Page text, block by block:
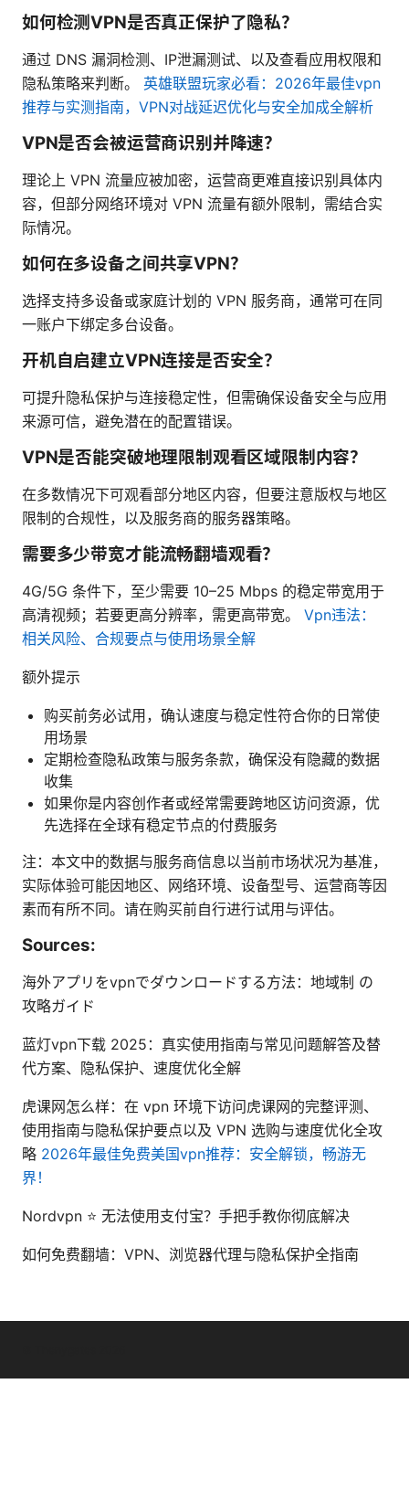
如何检测VPN是否真正保护了隐私？
通过 DNS 漏洞检测、IP泄漏测试、以及查看应用权限和
隐私策略来判断。 英雄联盟玩家必看：2026年最佳vpn
推荐与实测指南，VPN对战延迟优化与安全加成全解析
VPN是否会被运营商识别并降速？
理论上 VPN 流量应被加密，运营商更难直接识别具体内
容，但部分网络环境对 VPN 流量有额外限制，需结合实
际情况。
如何在多设备之间共享VPN？
选择支持多设备或家庭计划的 VPN 服务商，通常可在同
一账户下绑定多台设备。
开机自启建立VPN连接是否安全？
可提升隐私保护与连接稳定性，但需确保设备安全与应用
来源可信，避免潜在的配置错误。
VPN是否能突破地理限制观看区域限制内容？
在多数情况下可观看部分地区内容，但要注意版权与地区
限制的合规性，以及服务商的服务器策略。
需要多少带宽才能流畅翻墙观看？
4G/5G 条件下，至少需要 10–25 Mbps 的稳定带宽用于
高清视频；若要更高分辨率，需更高带宽。 Vpn违法：
相关风险、合规要点与使用场景全解
额外提示
购买前务必试用，确认速度与稳定性符合你的日常使
用场景
定期检查隐私政策与服务条款，确保没有隐藏的数据
收集
如果你是内容创作者或经常需要跨地区访问资源，优
先选择在全球有稳定节点的付费服务
注：本文中的数据与服务商信息以当前市场状况为基准，
实际体验可能因地区、网络环境、设备型号、运营商等因
素而有所不同。请在购买前自行进行试用与评估。
Sources:
海外アプリをvpnでダウンロードする方法：地域制 の
攻略ガイド
蓝灯vpn下载 2025：真实使用指南与常见问题解答及替
代方案、隐私保护、速度优化全解
虎课网怎么样：在 vpn 环境下访问虎课网的完整评测、
使用指南与隐私保护要点以及 VPN 选购与速度优化全攻
略 2026年最佳免费美国vpn推荐：安全解锁，畅游无
界！
Nordvpn ⭐ 无法使用支付宝？手把手教你彻底解决
如何免费翻墙：VPN、浏览器代理与隐私保护全指南